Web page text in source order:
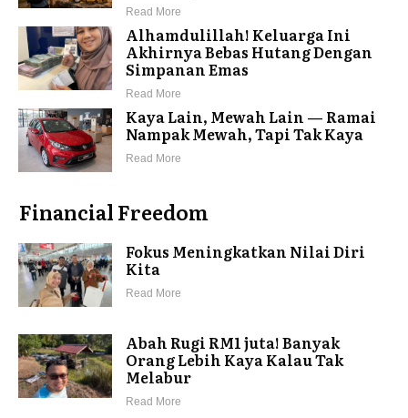
Read More
Alhamdulillah! Keluarga Ini
Akhirnya Bebas Hutang Dengan
Simpanan Emas
Read More
Kaya Lain, Mewah Lain — Ramai
Nampak Mewah, Tapi Tak Kaya
Read More
Financial Freedom
Fokus Meningkatkan Nilai Diri
Kita
Read More
Abah Rugi RM1 juta! Banyak
Orang Lebih Kaya Kalau Tak
Melabur
Read More